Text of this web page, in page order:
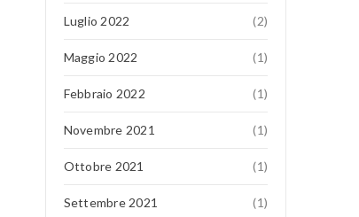
Luglio 2022 (2)
Maggio 2022 (1)
Febbraio 2022 (1)
Novembre 2021 (1)
Ottobre 2021 (1)
Settembre 2021 (1)